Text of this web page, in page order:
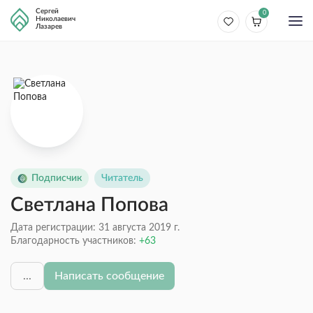
Сергей
Николаевич
Лазарев
0
Подписчик Читатель
Светлана Попова
Дата регистрации: 31 августа 2019 г.
Благодарность участников:
63
... Написать сообщение